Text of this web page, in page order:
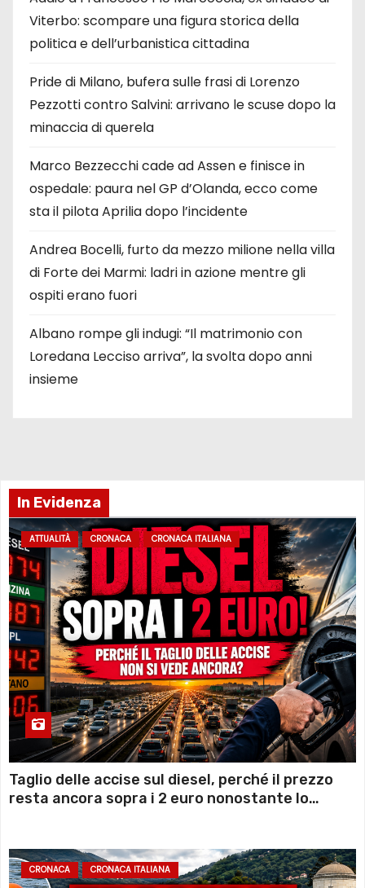
Viterbo: scompare una figura storica della
politica e dell’urbanistica cittadina
Pride di Milano, bufera sulle frasi di Lorenzo
Pezzotti contro Salvini: arrivano le scuse dopo la
minaccia di querela
Marco Bezzecchi cade ad Assen e finisce in
ospedale: paura nel GP d’Olanda, ecco come
sta il pilota Aprilia dopo l’incidente
Andrea Bocelli, furto da mezzo milione nella villa
di Forte dei Marmi: ladri in azione mentre gli
ospiti erano fuori
Albano rompe gli indugi: “Il matrimonio con
Loredana Lecciso arriva”, la svolta dopo anni
insieme
In Evidenza
ATTUALITÀ CRONACA CRONACA ITALIANA
Taglio delle accise sul diesel, perché il prezzo
resta ancora sopra i 2 euro nonostante lo
CRONACA CRONACA ITALIANA